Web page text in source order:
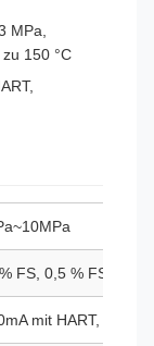
MPa,
150 °C
FS, 0,5 % FS
mit HART,